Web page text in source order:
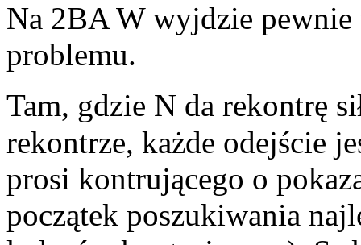
Na 2BA W wyjdzie
problemu.
Tam, gdzie N da rekontrę
rekontrze, każde odejście
prosi kontrującego o
początek poszukiwania